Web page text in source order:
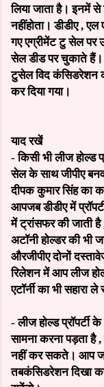
लियाजाताहै।इनमेंसे
नहींहोता।डीडीए,एल
गएएग्रीमेंटटुसेलपर
सेलडीडपरचुकातेहैं।
टुसेलविदकंसिडरेशन
करदियागया।
याद रखें
-किसीभीलीजहोल्ड
सेलकेसाथजीपीए
दीपककुमारसिंहका
आपजबडीडीएमें
मेंट्रांसफरकीजातीहै
अटॉनीहोल्डरकीभी
औरजीपीएदोनों
रिलेशनमेंआपलीज
एटॉर्नीकाभीसहाराले
-लीजहोल्डप्रॉपर्टीके
सामनाकरनापड़ताहै,
नहींकरसकते। आप
तबकंसिडरेशनदिखा